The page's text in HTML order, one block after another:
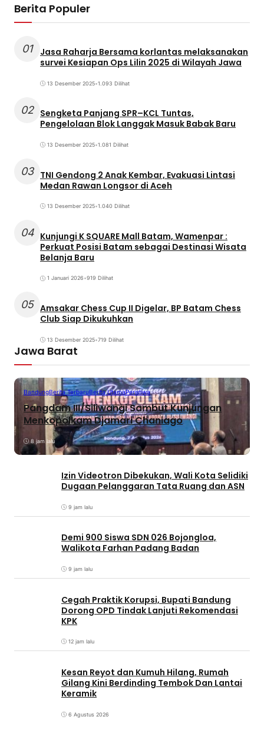
Berita Populer
01
Jasa Raharja Bersama korlantas melaksanakan
survei Kesiapan Ops Lilin 2025 di Wilayah Jawa
13 Desember 2025•1.093 Dilihat
02 Sengketa Panjang SPR–KCL Tuntas,
Pengelolaan Blok Langgak Masuk Babak Baru
13 Desember 2025•1.081 Dilihat
03 TNI Gendong 2 Anak Kembar, Evakuasi Lintasi
Medan Rawan Longsor di Aceh
13 Desember 2025•1.040 Dilihat
04 Kunjungi K SQUARE Mall Batam, Wamenpar :
Perkuat Posisi Batam sebagai Destinasi Wisata
Belanja Baru
1 Januari 2026•919 Dilihat
05 Amsakar Chess Cup II Digelar, BP Batam Chess
Club Siap Dikukuhkan
13 Desember 2025•719 Dilihat
Jawa Barat
BandungBerita TerbaruBerita UtamaPeristiwa
Pangdam III/Siliwangi Sambut Kunjungan
Menkopolkam Djamari Chaniago
8 jam lalu
Izin Videotron Dibekukan, Wali Kota Selidiki
Dugaan Pelanggaran Tata Ruang dan ASN
9 jam lalu
Demi 900 Siswa SDN 026 Bojongloa,
Walikota Farhan Padang Badan
9 jam lalu
Cegah Praktik Korupsi, Bupati Bandung
Dorong OPD Tindak Lanjuti Rekomendasi
KPK
12 jam lalu
Kesan Reyot dan Kumuh Hilang, Rumah
Gilang Kini Berdinding Tembok Dan Lantai
Keramik
6 Agustus 2026